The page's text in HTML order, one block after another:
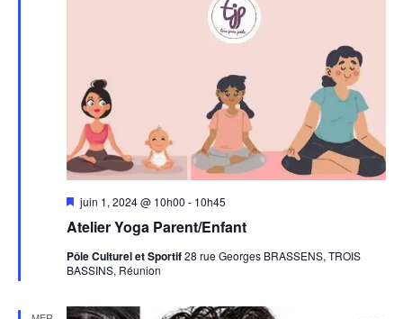
Atelier Yoga Parent/Enfant
Mis
avant
juin 1, 2024 @ 10h00 - 10h45
Pôle Culturel et Sportif28 rue Georges BRASSENS, TROIS
BASSINS, Réunion